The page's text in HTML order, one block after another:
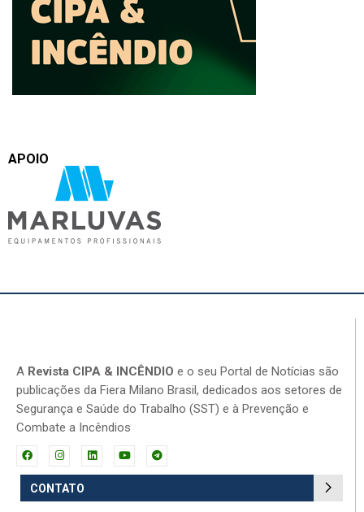
APOIO
A Revista CIPA & INCÊNDIO e o seu Portal de Notícias são
publicações da Fiera Milano Brasil, dedicados aos setores de
Segurança e Saúde do Trabalho (SST) e à Prevenção e
Combate a Incêndios
CONTATO